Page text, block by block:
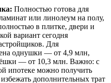
Полностью готова для
или линолеум на полу,
в плитке, двери и
вариант сегодня
Для
однушки — от 4,9 млн,
— от 10,3 млн. Важно: с
ипотеке можно получить
дополнительных трат